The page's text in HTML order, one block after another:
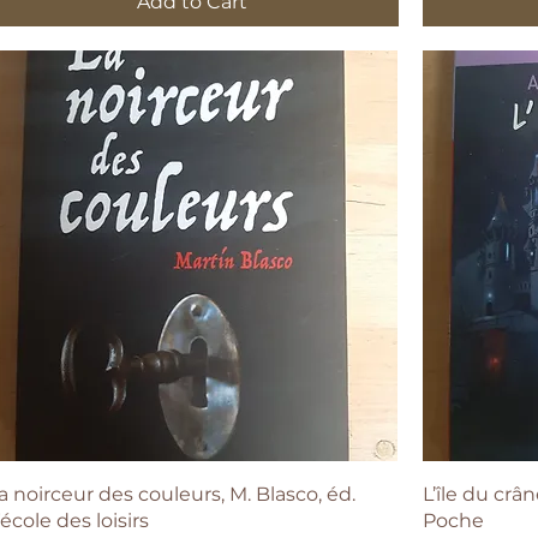
Quick View
noirceur des couleurs, M. Blasco, éd.
des loisirs
L’île du
Poche